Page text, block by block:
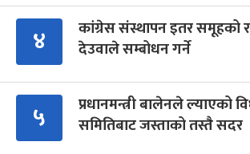
४
कांग्रेस संस्थापन इतर समूहको
देउवाले सम्बोधन गर्ने
५
प्रधानमन्त्री बालेनले
समितिबाट जस्ताको तस्तै सदर